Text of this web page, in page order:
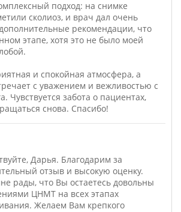
подход: на снимке
сколиоз, и врач дал очень
рекомендации, что
этапе, хотя это не было моей
и спокойная атмосфера, а
с уважением и вежливостью с
Чувствуется забота о пациентах,
снова. Спасибо!
Дарья. Благодарим за
отзыв и высокую оценку.
рады, что Вы остаетесь довольны
ЦНМТ на всех этапах
Желаем Вам крепкого